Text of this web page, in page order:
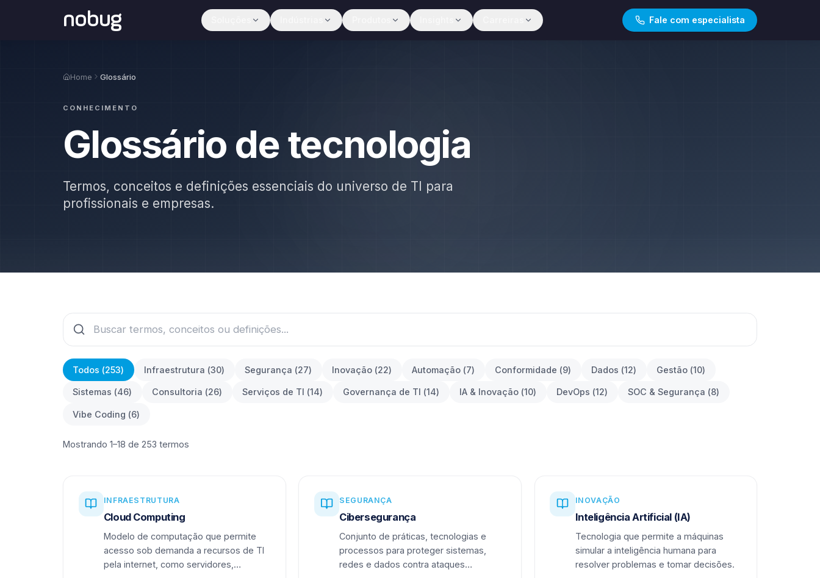
nobug Fale com especialista
Home Glossário
CONHECIMENTO
Glossário de tecnologia
Termos, conceitos e definições essenciais do universo de TI para
profissionais e empresas.
Todos (253) Infraestrutura (30) Segurança (27) Inovação (22) Automação (7) Conformidade (9) Dados (12) Gestão (10)
Sistemas (46) Consultoria (26) Serviços de TI (14) Governança de TI (14) IA & Inovação (10) DevOps (12) SOC & Segurança (8)
Vibe Coding (6)
Mostrando 1–18 de 253 termos
INFRAESTRUTURA
Cloud Computing
Modelo de computação que permite
acesso sob demanda a recursos de TI
pela internet, como servidores,
SEGURANÇA
Cibersegurança
Conjunto de práticas, tecnologias e
processos para proteger sistemas,
redes e dados contra ataques
INOVAÇÃO
Inteligência Artificial (IA)
Tecnologia que permite a máquinas
simular a inteligência humana para
resolver problemas e tomar decisões.